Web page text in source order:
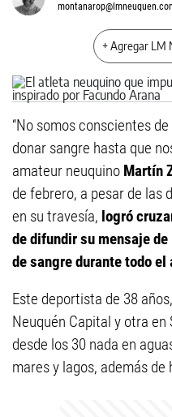
+ Agregar LM
“No somos conscientes
donar sangre hasta que
amateur neuquino Martín
de febrero, a pesar de las
en su travesía, logró
de difundir su mensaje
de sangre durante todo
Este deportista de 38
Neuquén Capital y otra en
desde los 30 nada en
mares y lagos, además